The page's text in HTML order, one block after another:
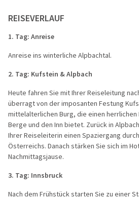
REISEVERLAUF
1. Tag: Anreise
Anreise ins winterliche Alpbachtal.
2. Tag: Kufstein & Alpbach
Heute fahren Sie mit Ihrer Reiseleitung
überragt von der imposanten Festung
mittelalterlichen Burg, die einen herrlichen
Berge und den Inn bietet. Zurück in
Ihrer Reiseleiterin einen Spaziergang
Österreichs. Danach stärken Sie sich im
Nachmittagsjause.
3. Tag: Innsbruck
Nach dem Frühstück starten Sie zu einer